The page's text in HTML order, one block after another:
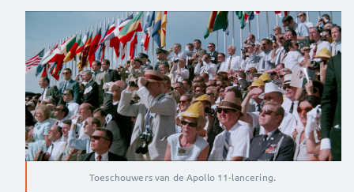
Toeschouwers van de Apollo 11-lancering.